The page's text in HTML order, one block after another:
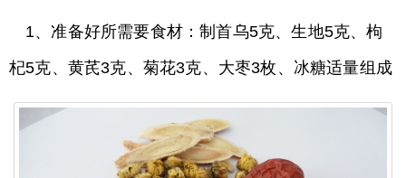
1、准备好所需要食材：制首乌5克、生地5克、枸
杞5克、黄芪3克、菊花3克、大枣3枚、冰糖适量组成